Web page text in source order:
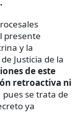
presente
y la
Justicia de la
de este
retroactiva ni
pues se trata de
ya